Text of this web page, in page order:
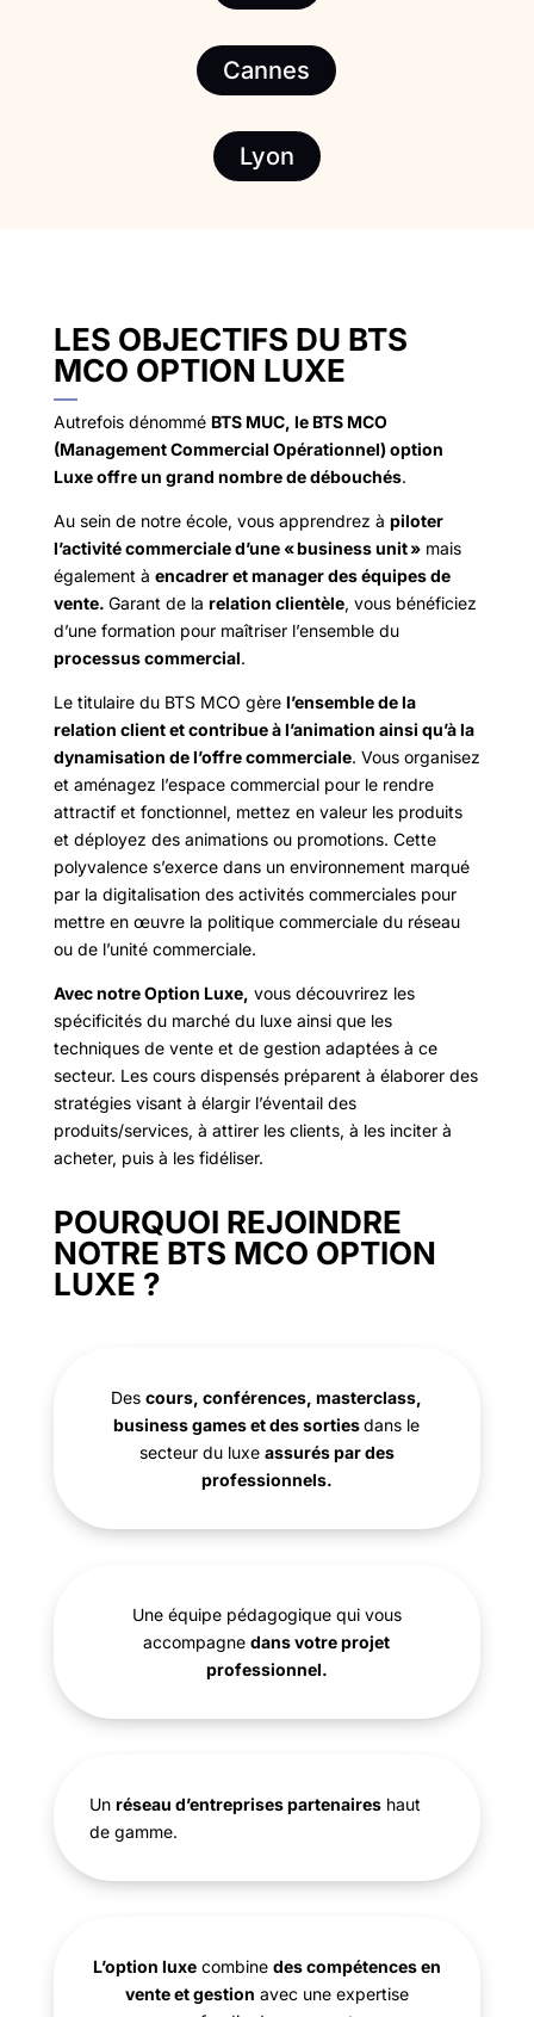
Cannes
Lyon
LES OBJECTIFS DU BTS
MCO OPTION LUXE
Autrefois dénommé BTS MUC, le BTS MCO
(Management Commercial Opérationnel) option
Luxe offre un grand nombre de débouchés.
Au sein de notre école, vous apprendrez à piloter
l’activité commerciale d’une « business unit »mais
également à encadrer et manager des équipes de
vente. Garant de la relation clientèle, vous bénéficiez
d’une formation pour maîtriser l’ensemble du
processus commercial.
Le titulaire du BTS MCO gère l’ensemble de la
relation client et contribue à l’animation ainsi qu’à la
dynamisation de l’offre commerciale. Vous organisez
et aménagez l’espace commercial pour le rendre
attractif et fonctionnel, mettez en valeur les produits
et déployez des animations ou promotions. Cette
polyvalence s’exerce dans un environnement marqué
par la digitalisation des activités commerciales pour
mettre en œuvre la politique commerciale du réseau
ou de l’unité commerciale.
Avec notre Option Luxe, vous découvrirez les
spécificités du marché du luxe ainsi que les
techniques de vente et de gestion adaptées à ce
secteur. Les cours dispensés préparent à élaborer des
stratégies visant à élargir l’éventail des
produits/services, à attirer les clients, à les inciter à
acheter, puis à les fidéliser.
POURQUOI REJOINDRE
NOTRE BTS MCO OPTION
LUXE ?
Descours, conférences, masterclass,
business games et des sortiesdans le
secteur du luxe assurés par des
professionnels.
Une équipe pédagogique qui vous
accompagnedans votre projet
professionnel.
Un réseau d’entreprises partenaireshaut
de gamme.
L’option luxecombine des compétences en
vente et gestion avec une expertise